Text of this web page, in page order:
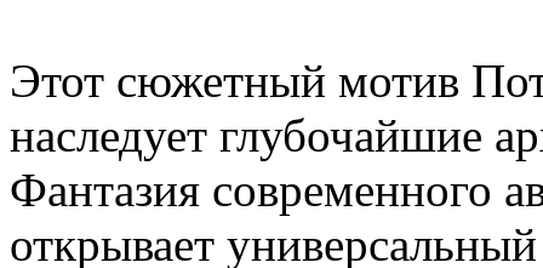
Этот сюжетный мотив
наследует глубочайшие
Фантазия современного
открывает